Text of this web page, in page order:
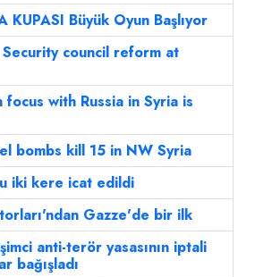
KUPASI Büyük Oyun Başlıyor
council reform at
focus with Russia in Syria is
bombs kill 15 in NW Syria
iki kere icat edildi
Gazze'de bir ilk
anti-terör yasasının iptali
bağışladı